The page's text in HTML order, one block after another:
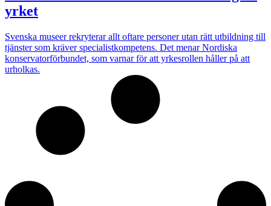
yrket
Svenska museer rekryterar allt oftare personer utan rätt utbildning till
tjänster som kräver specialistkompetens. Det menar Nordiska
konservatorförbundet, som varnar för att yrkesrollen håller på att
urholkas.